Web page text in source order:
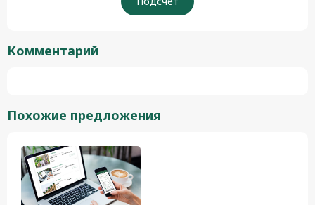
Комментарий
Похожие предложения